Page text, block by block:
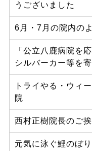
うございました
6月・7月の院内の
「公立八鹿病院を
シルバーカー等を
トライやる・ウィ
院
西村正樹院長のご
元気に泳ぐ鯉のぼ